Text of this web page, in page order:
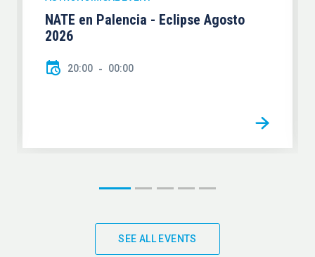
NATE en Palencia - Eclipse Agosto
2026
20:00 00:00
SEE ALL EVENTS